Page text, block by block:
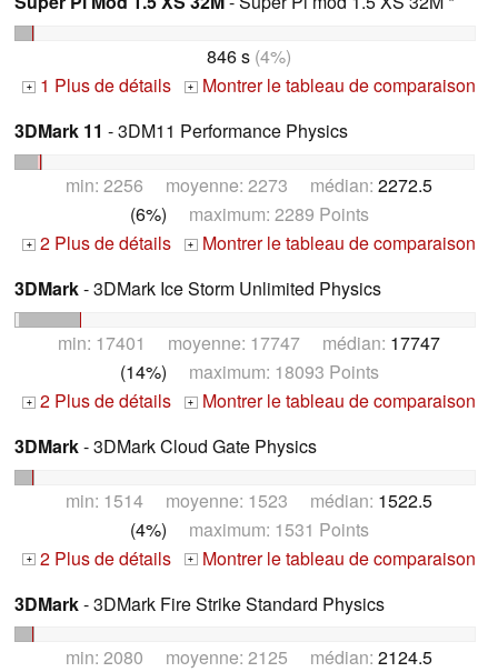
846 s (4%)
+ 1 Plus de détails + Montrer le tableau de comparaison
3DMark 11 - 3DM11 Performance Physics
min: 2256 moyenne: 2273 médian: 2272.5
(6%) maximum: 2289 Points
+ 2 Plus de détails + Montrer le tableau de comparaison
3DMark- 3DMark Ice Storm Unlimited Physics
min: 17401 moyenne: 17747 médian: 17747
(14%) maximum: 18093 Points
+ 2 Plus de détails + Montrer le tableau de comparaison
3DMark- 3DMark Cloud Gate Physics
min: 1514 moyenne: 1523 médian: 1522.5
(4%) maximum: 1531 Points
+ 2 Plus de détails + Montrer le tableau de comparaison
3DMark- 3DMark Fire Strike Standard Physics
min: 2080 moyenne: 2125 médian: 2124.5